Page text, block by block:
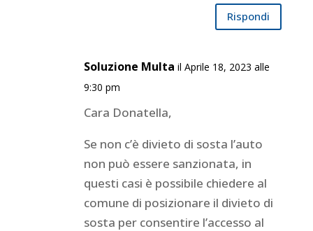
Rispondi
Soluzione Multa il Aprile 18, 2023 alle
9:30 pm
Cara Donatella,
Se non c’è divieto di sosta l’auto
non può essere sanzionata, in
questi casi è possibile chiedere al
comune di posizionare il divieto di
sosta per consentire l’accesso al